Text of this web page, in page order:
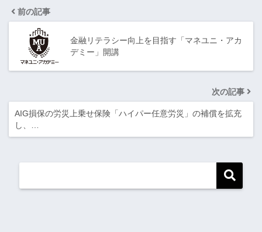
前の記事
金融リテラシー向上を目指す「マネユニ・アカ
デミー」開講
次の記事
AIG損保の労災上乗せ保険「ハイパー任意労災」の補償を拡充
し、…